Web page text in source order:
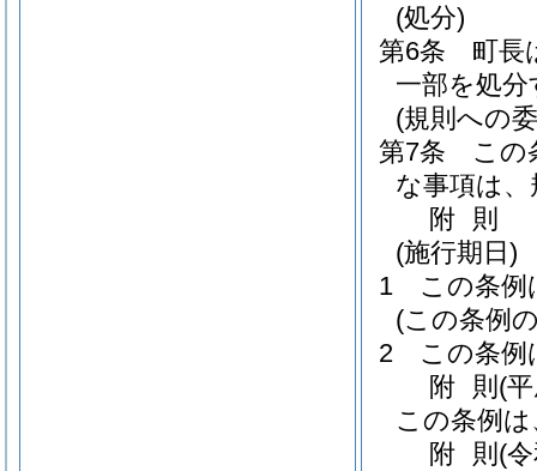
(処分)
第6条
町長
一部を処
(規則への
第7条
この
な事項は
附 則
(施行期日)
1
この条例
(この条例
2
この条例
附 則 (
この条例
附 則 (